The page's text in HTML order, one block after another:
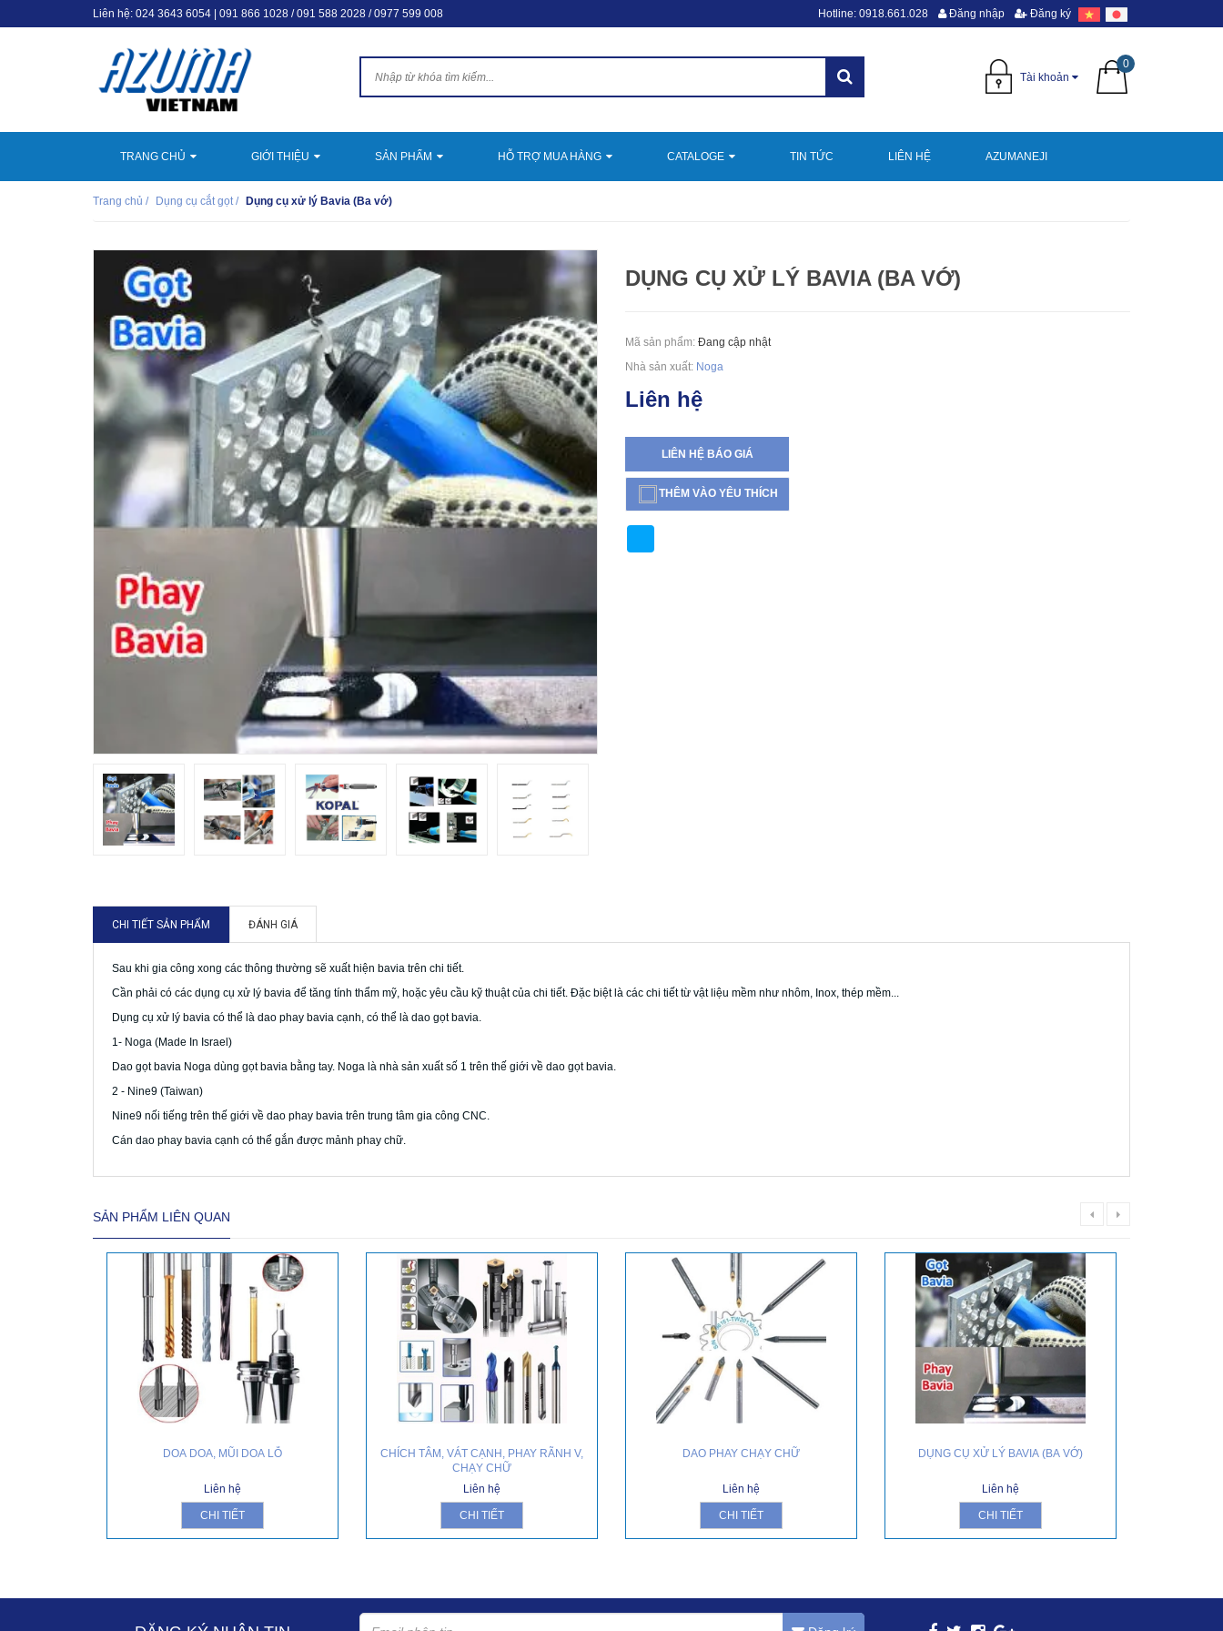
Liên hệ: 024 3643 6054 091 866 1028 / 091 588 2028 / 0977 599 008 Hotline: 0918.661.028 Đăng nhập Đăng ký
Tài khoản
0
TRANG CHỦ GIỚI THIỆU SẢN PHẨM HỖ TRỢ MUA HÀNG CATALOGE TIN TỨC LIÊN HỆ AZUMANEJI
Trang chủ / Dụng cụ cắt gọt / Dụng cụ xử lý Bavia (Ba vớ)
DỤNG CỤ XỬ LÝ BAVIA (BA VỚ)
Mã sản phẩm: Đang cập nhật
Nhà sản xuất: Noga
Liên hệ
LIÊN HỆ BÁO GIÁ
THÊM VÀO YÊU THÍCH
CHI TIẾT SẢN PHẨM ĐÁNH GIÁ
Sau khi gia công xong các thông thường sẽ xuất hiện bavia trên chi tiết.
Cần phải có các dụng cụ xử lý bavia để tăng tính thẩm mỹ, hoặc yêu cầu kỹ thuật của chi tiết. Đặc biệt là các chi tiết từ vật liệu mềm như nhôm, Inox, thép mềm...
Dụng cụ xử lý bavia có thể là dao phay bavia cạnh, có thể là dao gọt bavia.
1- Noga (Made In Israel)
Dao gọt bavia Noga dùng gọt bavia bằng tay. Noga là nhà sản xuất số 1 trên thế giới về dao gọt bavia.
2 - Nine9 (Taiwan)
Nine9 nối tiếng trên thế giới về dao phay bavia trên trung tâm gia công CNC.
Cán dao phay bavia cạnh có thể gắn được mảnh phay chữ.
SẢN PHẨM LIÊN QUAN
DOA DOA, MŨI DOA LỖ
Liên hệ
CHI TIẾT
CHÍCH TÂM, VÁT CẠNH, PHAY RÃNH V,
CHẠY CHỮ
Liên hệ
CHI TIẾT
DAO PHAY CHẠY CHỮ
Liên hệ
CHI TIẾT
DỤNG CỤ XỬ LÝ BAVIA (BA VỚ)
Liên hệ
CHI TIẾT